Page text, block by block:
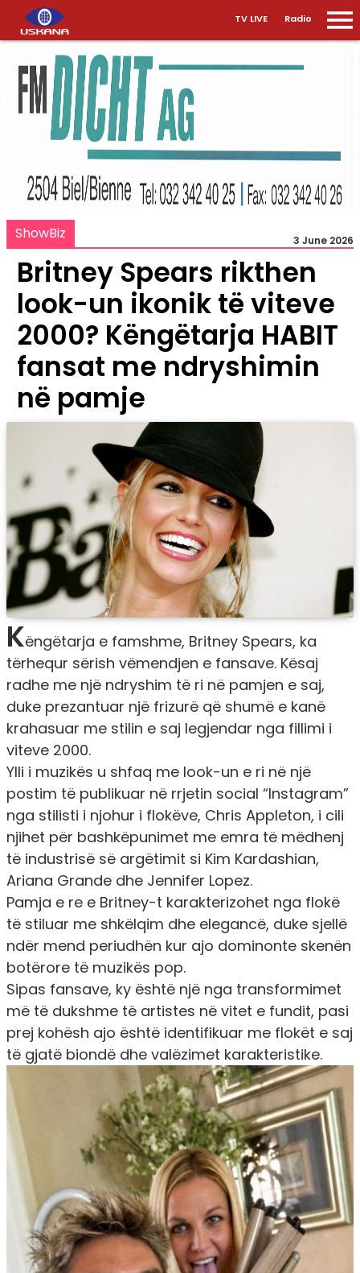
TV LIVE Radio
ShowBiz 3 June 2026
Britney Spears rikthen
look-un ikonik të viteve
2000? Këngëtarja HABIT
fansat me ndryshimin
në pamje
Këngëtarja e famshme, Britney Spears, ka
tërhequr sërish vëmendjen e fansave. Kësaj
radhe me një ndryshim të ri në pamjen e saj,
duke prezantuar një frizurë që shumë e kanë
krahasuar me stilin e saj legjendar nga fillimi i
viteve 2000.
Ylli i muzikës u shfaq me look-un e ri në një
postim të publikuar në rrjetin social “Instagram”
nga stilisti i njohur i flokëve, Chris Appleton, i cili
njihet për bashkëpunimet me emra të mëdhenj
të industrisë së argëtimit si Kim Kardashian,
Ariana Grande dhe Jennifer Lopez.
Pamja e re e Britney-t karakterizohet nga flokë
të stiluar me shkëlqim dhe elegancë, duke sjellë
ndër mend periudhën kur ajo dominonte skenën
botërore të muzikës pop.
Sipas fansave, ky është një nga transformimet
më të dukshme të artistes në vitet e fundit, pasi
prej kohësh ajo është identifikuar me flokët e saj
të gjatë biondë dhe valëzimet karakteristike.